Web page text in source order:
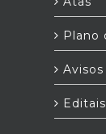
Plano
Avisos
Editais